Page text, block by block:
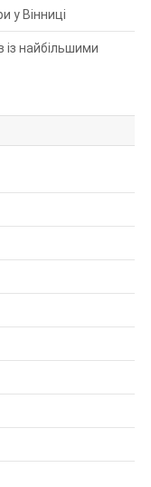
у Вінниці
із найбільшими